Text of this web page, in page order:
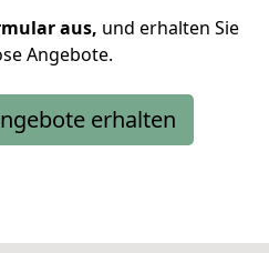
aus, und erhalten Sie
Angebote.
erhalten